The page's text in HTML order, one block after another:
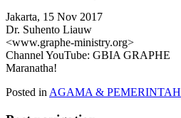
Jakarta, 15 Nov 2017
Dr. Suhento Liauw
<www.graphe-ministry.org>
Channel YouTube: GBIA GRAPHE
Maranatha!
Posted in AGAMA & PEMERINTAH